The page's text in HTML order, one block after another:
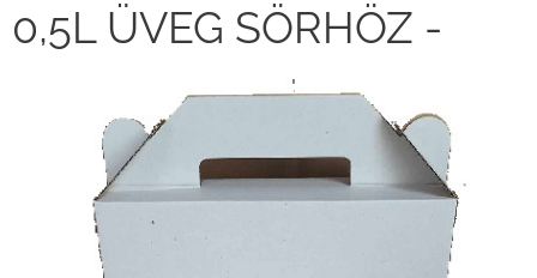
0,5L ÜVEG SÖRHÖZ -